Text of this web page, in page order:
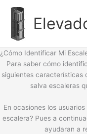
contenido
¿Cómo Identificar Mi
Para saber cómo
siguientes características
salva escaleras
En ocasiones los
escalera? Pues a
ayudaran a